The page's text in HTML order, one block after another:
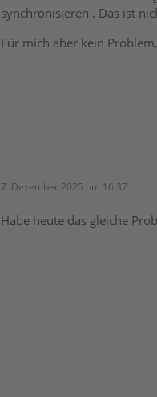
syn­chro­ni­sie­ren . Das ist
Für mich aber kein
7. Dezember 2025 um 16:37
Habe heute das gleiche